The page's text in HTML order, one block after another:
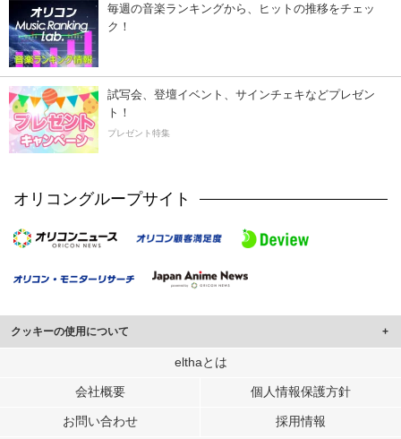
毎週の音楽ランキングから、ヒットの推移をチェッ
ク！
試写会、登壇イベント、サインチェキなどプレゼン
ト！
プレゼント特集
オリコングループサイト
クッキーの使用について
このサイトでは Cookie を使用して、ユーザーに合わせたコンテンツや広告の
行っています。
メディアや広告配信、データ解析の各パートナーに提供しています。
elthaとは
会社概要 個人情報保護方針
お問い合わせ
採用情報